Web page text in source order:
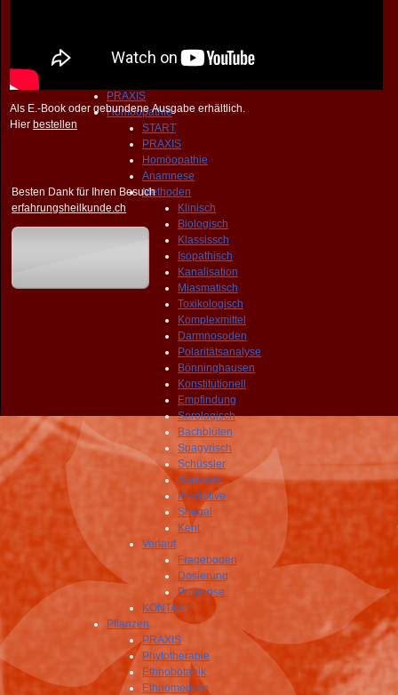
Impf-Info
Behandlung
PRAXIS
Homöopathie
START
PRAXIS
Homöopathie
Anamnese
Methoden
Klinisch
Biologisch
Klassissch
Isopathisch
Kanalisation
Miasmatisch
Toxikologisch
Komplexmittel
Darmnosoden
Polaritätsanalyse
Bönninghausen
Konstitutionell
Empfindung
Serologisch
Bachblüten
Spagyrisch
Schüssler
Sankaran
Predictive
Shegal
Kent
Verlauf
Fragebogen
Dosierung
Prognose
KONTAKT
Pflanzen
PRAXIS
Phytotherapie
Ethnobotanik
Ethnomedizin
Als E.-Book oder gebundene Ausgabe erhältlich.
Hier bestellen
Besten Dank für Ihren Besuch
erfahrungsheilkunde.ch